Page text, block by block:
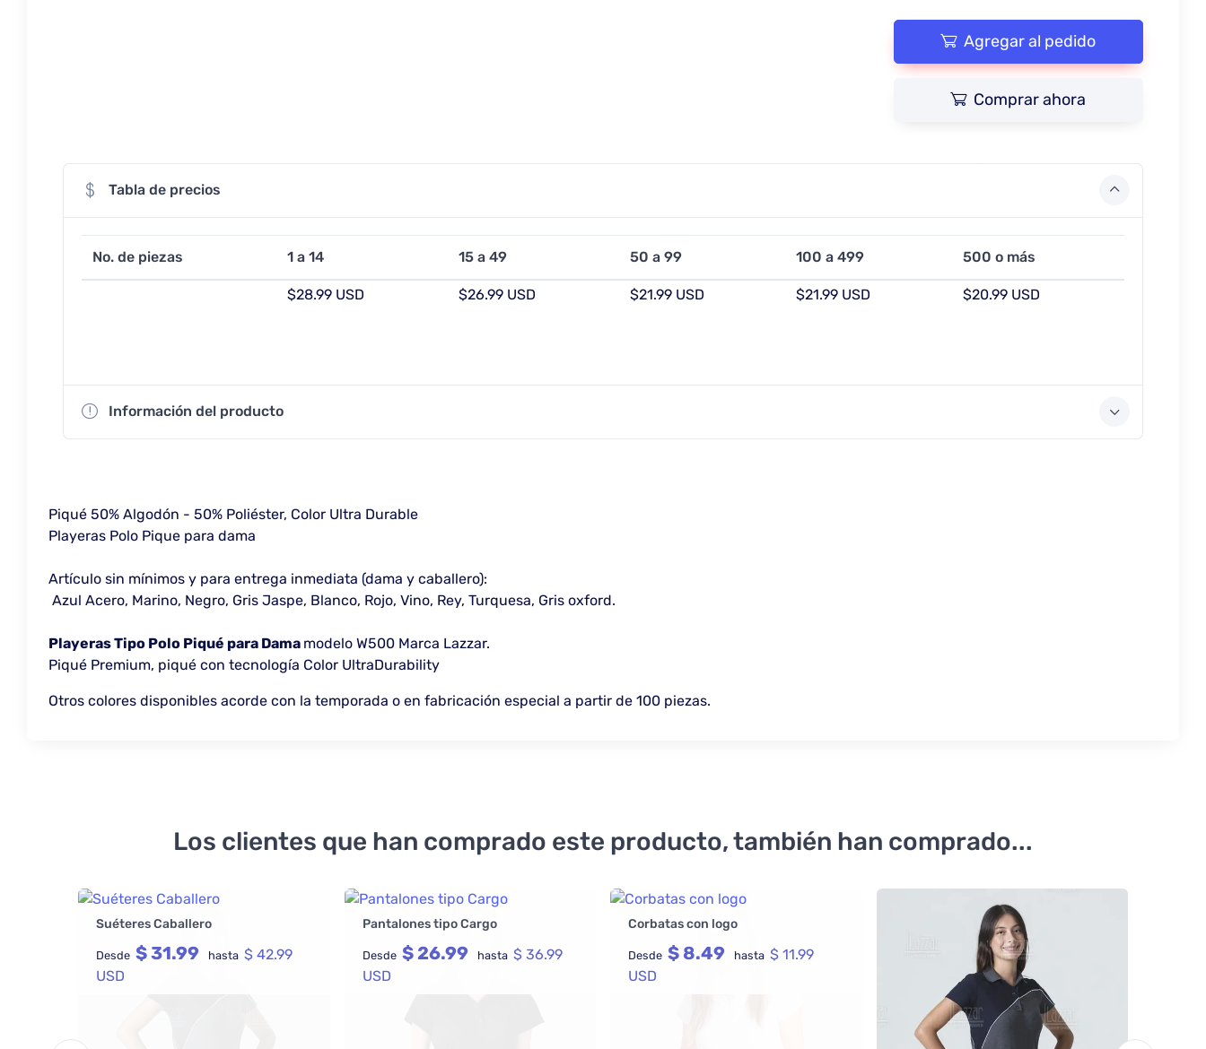
Agregar al pedido
Comprar ahora
Tabla de precios
No. de piezas 1 a 14 15 a 49 50 a 99 100 a 499 500 o más
$28.99 USD $26.99 USD $21.99 USD $21.99 USD $20.99 USD
Información del producto
Piqué 50% Algodón - 50% Poliéster, Color Ultra Durable
Playeras Polo Pique para dama
Artículo sin mínimos y para entrega inmediata (dama y caballero):
Azul Acero, Marino, Negro, Gris Jaspe, Blanco, Rojo, Vino, Rey, Turquesa, Gris oxford.
Playeras Tipo Polo Piqué para Dama modelo W500 Marca Lazzar.
Piqué Premium, piqué con tecnología Color UltraDurability
Otros colores disponibles acorde con la temporada o en fabricación especial a partir de 100 piezas.
Los clientes que han comprado este producto, también han comprado...
Suéteres Caballero
Desde $ 31.99 hasta $ 42.99
USD
Pantalones tipo Cargo
Desde $ 26.99 hasta $ 36.99
USD
Corbatas con logo
Desde $ 8.49 hasta $ 11.99
USD